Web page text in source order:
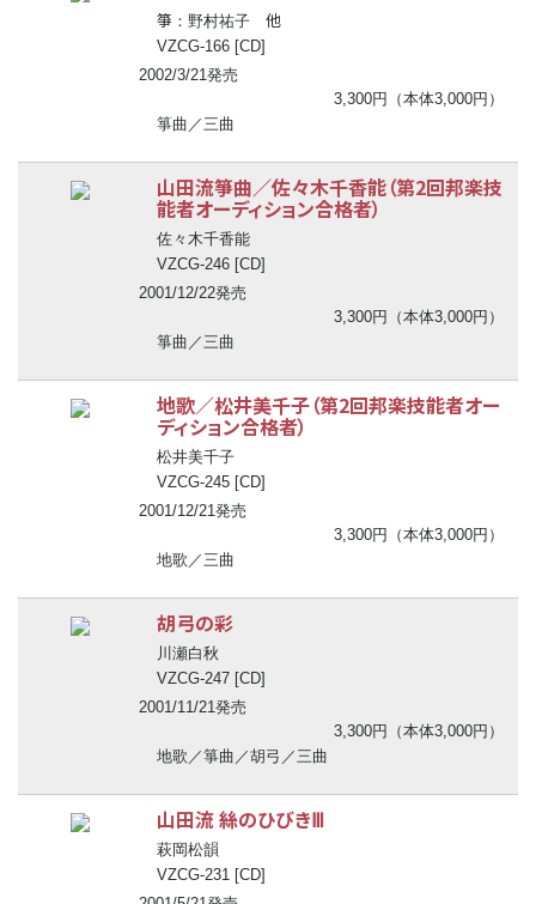
箏 ：野村祐子 他
VZCG-166 [CD]
2002/3/21発売
3,300円（本体3,000円）
箏曲／三曲
山田流箏曲／佐々木千香能（第2回邦楽技
能者オーディション合格者）
佐々木千香能
VZCG-246 [CD]
2001/12/22発売
3,300円（本体3,000円）
箏曲／三曲
地歌／松井美千子（第2回邦楽技能者オー
ディション合格者）
松井美千子
VZCG-245 [CD]
2001/12/21発売
3,300円（本体3,000円）
地歌／三曲
胡弓の彩
川瀬白秋
VZCG-247 [CD]
2001/11/21発売
3,300円（本体3,000円）
地歌／箏曲／胡弓／三曲
山田流 絲のひびきⅢ
萩岡松韻
VZCG-231 [CD]